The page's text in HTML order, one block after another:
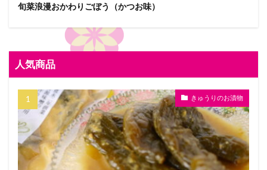
旬菜浪漫おかわりごぼう（かつお味）
人気商品
きゅうりのお漬物